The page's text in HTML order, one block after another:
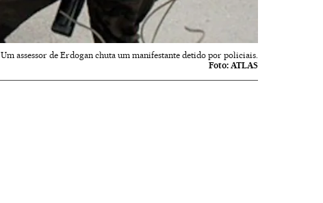
Um assessor de Erdogan chuta um manifestante detido por policiais.
Foto: ATLAS